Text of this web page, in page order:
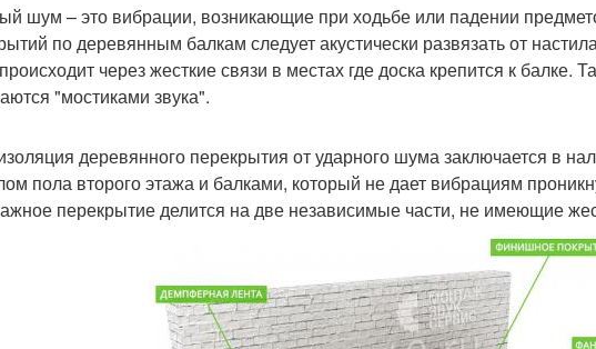
шум – это вибрации, возникающие при ходьбе или падении
по деревянным балкам следует акустически развязать от
через жесткие связи в местах где доска крепится к балке.
"мостиками звука".
деревянного перекрытия от ударного шума заключается в
пола второго этажа и балками, который не дает вибрациям
перекрытие делится на две независимые части, не имеющие